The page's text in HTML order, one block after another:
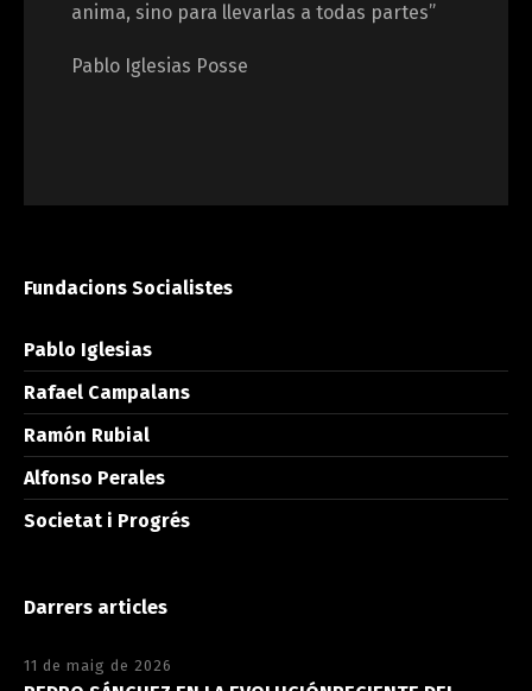
anima, sino para llevarlas a todas partes”
Pablo Iglesias Posse
Fundacions Socialistes
Pablo Iglesias
Rafael Campalans
Ramón Rubial
Alfonso Perales
Societat i Progrés
Darrers articles
11 de maig de 2026